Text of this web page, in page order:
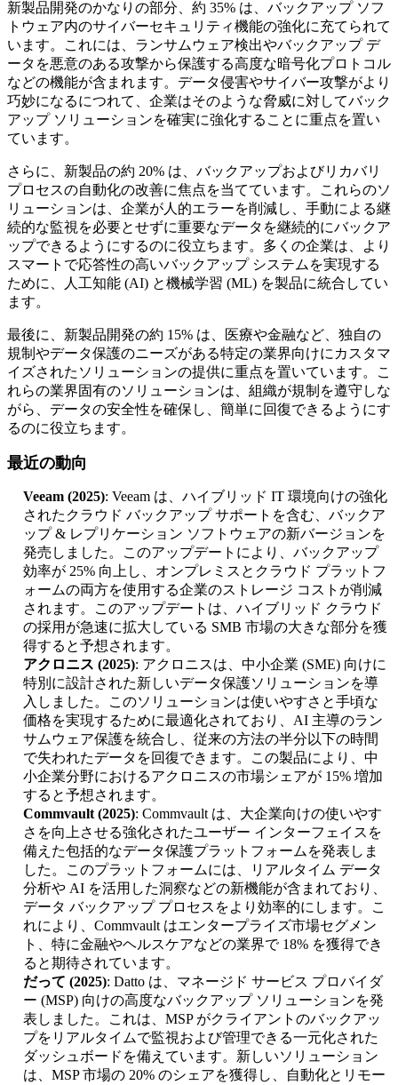
新製品開発のかなりの部分、約 35% は、バックアップ ソフ
トウェア内のサイバーセキュリティ機能の強化に充てられて
います。これには、ランサムウェア検出やバックアップ デ
ータを悪意のある攻撃から保護する高度な暗号化プロトコル
などの機能が含まれます。データ侵害やサイバー攻撃がより
巧妙になるにつれて、企業はそのような脅威に対してバック
アップ ソリューションを確実に強化することに重点を置い
ています。
さらに、新製品の約 20% は、バックアップおよびリカバリ
プロセスの自動化の改善に焦点を当てています。これらのソ
リューションは、企業が人的エラーを削減し、手動による継
続的な監視を必要とせずに重要なデータを継続的にバックア
ップできるようにするのに役立ちます。多くの企業は、より
スマートで応答性の高いバックアップ システムを実現する
ために、人工知能 (AI) と機械学習 (ML) を製品に統合してい
ます。
最後に、新製品開発の約 15% は、医療や金融など、独自の
規制やデータ保護のニーズがある特定の業界向けにカスタマ
イズされたソリューションの提供に重点を置いています。こ
れらの業界固有のソリューションは、組織が規制を遵守しな
がら、データの安全性を確保し、簡単に回復できるようにす
るのに役立ちます。
最近の動向
Veeam (2025): Veeam は、ハイブリッド IT 環境向けの強化
されたクラウド バックアップ サポートを含む、バックア
ップ & レプリケーション ソフトウェアの新バージョンを
発売しました。このアップデートにより、バックアップ
効率が 25% 向上し、オンプレミスとクラウド プラットフ
ォームの両方を使用する企業のストレージ コストが削減
されます。このアップデートは、ハイブリッド クラウド
の採用が急速に拡大している SMB 市場の大きな部分を獲
得すると予想されます。
アクロニス (2025): アクロニスは、中小企業 (SME) 向けに
特別に設計された新しいデータ保護ソリューションを導
入しました。このソリューションは使いやすさと手頃な
価格を実現するために最適化されており、AI 主導のラン
サムウェア保護を統合し、従来の方法の半分以下の時間
で失われたデータを回復できます。この製品により、中
小企業分野におけるアクロニスの市場シェアが 15% 増加
すると予想されます。
Commvault (2025): Commvault は、大企業向けの使いやす
さを向上させる強化されたユーザー インターフェイスを
備えた包括的なデータ保護プラットフォームを発表しま
した。このプラットフォームには、リアルタイム データ
分析や AI を活用した洞察などの新機能が含まれており、
データ バックアップ プロセスをより効率的にします。こ
れにより、Commvault はエンタープライズ市場セグメン
ト、特に金融やヘルスケアなどの業界で 18% を獲得でき
ると期待されています。
だって (2025): Datto は、マネージド サービス プロバイダ
ー (MSP) 向けの高度なバックアップ ソリューションを発
表しました。これは、MSP がクライアントのバックアッ
プをリアルタイムで監視および管理できる一元化された
ダッシュボードを備えています。新しいソリューション
は、MSP 市場の 20% のシェアを獲得し、自動化とリモー